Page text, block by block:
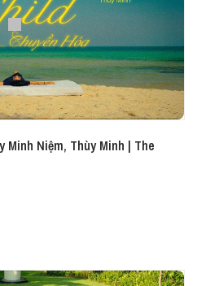
Minh Niệm, Thùy Minh | The